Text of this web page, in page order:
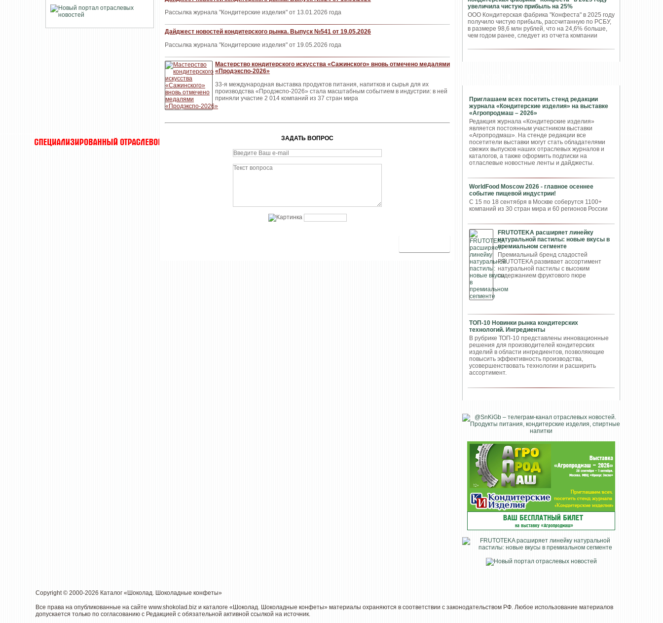
увеличила чистую прибыль на 25%
ООО Кондитерская фабрика "Конфеста" в 2025 году
получило чистую прибыль, рассчитанную по РСБУ,
в размере 98,6 млн рублей, что на 24,6% больше,
чем годом ранее, следует из отчета компании
Приглашаем всех посетить стенд редакции
журнала «Кондитерские изделия» на выставке
«Агропродмаш – 2026»
Редакция журнала «Кондитерские изделия»
является постоянным участником выставки
«Агропродмаш». На стенде редакции все
посетители выставки могут стать обладателями
свежих выпусков наших отраслевых журналов и
каталогов, а также оформить подписки на
отласлевые новостные ленты и дайджесты.
WorldFood Moscow 2026 - главное осеннее
событие пищевой индустрии!
С 15 по 18 сентября в Москве соберутся 1100+
компаний из 30 стран мира и 60 регионов России
FRUTOTEKA расширяет линейку
натуральной пастилы: новые вкусы в
премиальном сегменте
Премиальный бренд сладостей
FRUTOTEKA развивает ассортимент
натуральной пастилы с высоким
содержанием фруктового пюре
ТОП-10 Новинки рынка кондитерских
технологий. Ингредиенты
В рубрике ТОП-10 представлены инновационные
решения для производителей кондитерских
изделий в области ингредиентов, позволяющие
повысить эффективность производства,
усовершенствовать технологии и расширить
ассортимент.
Рассылка журнала "Кондитерские изделия" от 13.01.2026 года
Дайджест новостей кондитерского рынка. Выпуск №541 от 19.05.2026
Рассылка журнала "Кондитерские изделия" от 19.05.2026 года
Мастерство кондитерского искусства «Сажинского» вновь отмечено медалями
«Продэкспо‑2026»
33‑я международная выставка продуктов питания, напитков и сырья для их
производства «Продэкспо‑2026» стала масштабным событием в индустрии: в ней
приняли участие 2 014 компаний из 37 стран мира
ЗАДАТЬ ВОПРОС
Copyright © 2000-2026 Каталог «Шоколад. Шоколадные конфеты»
Все права на опубликованные на сайте www.shokolad.biz и каталоге «Шоколад. Шоколадные конфеты» материалы охраняются в соответствии с законодательством РФ. Любое использование материалов
допускается только по согласованию с Редакцией с обязательной активной ссылкой на источник.